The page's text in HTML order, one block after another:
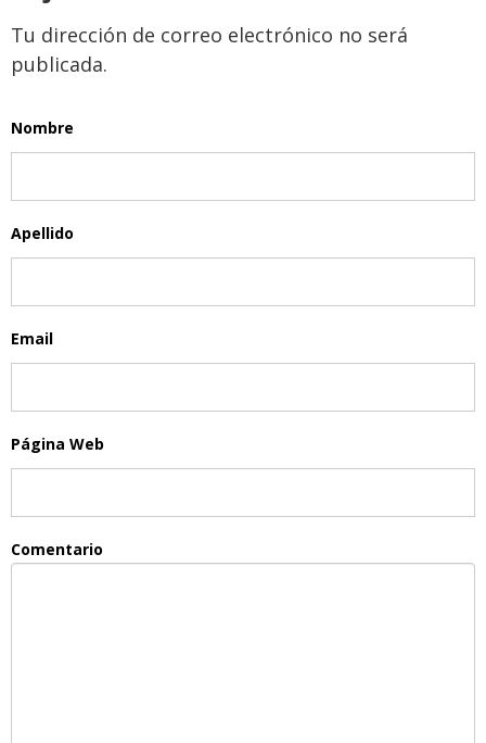
Tu dirección de correo electrónico no será
publicada.
Nombre
Apellido
Email
Página Web
Comentario